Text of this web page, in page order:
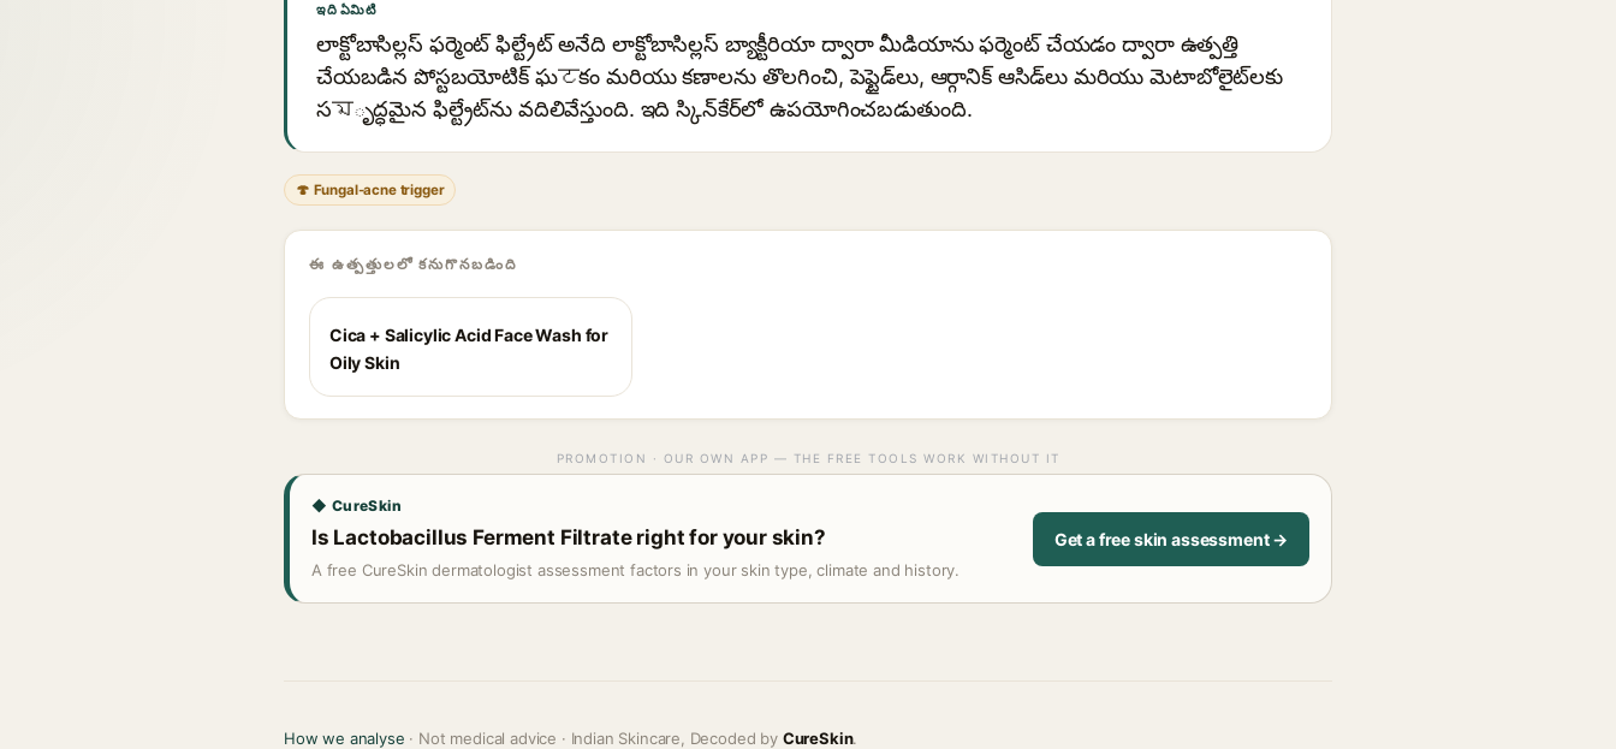
ఇది ఏమిటి
లాక్టోబాసిల్లస్ ఫర్మెంట్ ఫిల్ట్రేట్ అనేది లాక్టోబాసిల్లస్ బ్యాక్టీరియా ద్వారా మీడియాను ఫర్మెంట్ చేయడం ద్వారా ఉత్పత్తి
చేయబడిన పోస్టబయోటిక్ ఘटకం మరియు కణాలను తొలగించి, పెప్టైడ్‌లు, ఆర్గానిక్ ఆసిడ్‌లు మరియు మెటాబోలైట్‌లకు
సমృద్ధమైన ఫిల్ట్రేట్‌ను వదిలివేస్తుంది. ఇది స్కిన్‌కేర్‌లో ఉపయోగించబడుతుంది.
🍄 Fungal-acne trigger
ఈ ఉత్పత్తులలో కనుగొనబడింది
Cica + Salicylic Acid Face Wash for
Oily Skin
PROMOTION · OUR OWN APP — THE FREE TOOLS WORK WITHOUT IT
◆ CureSkin
Is Lactobacillus Ferment Filtrate right for your skin?
A free CureSkin dermatologist assessment factors in your skin type, climate and history.
Get a free skin assessment →
How we analyse · Not medical advice · Indian Skincare, Decoded by CureSkin.